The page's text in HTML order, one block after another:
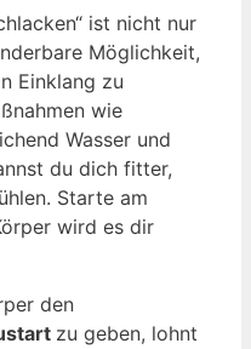
ist nicht nur
Möglichkeit,
Einklang zu
wie
Wasser und
du dich fitter,
Starte am
wird es dir
den
zu geben, lohnt